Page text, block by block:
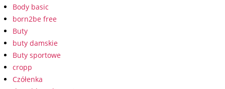
Body basic
born2be free
Buty
buty damskie
Buty sportowe
cropp
Czółenka